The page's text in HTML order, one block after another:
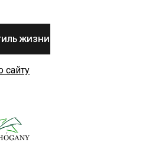
ЖИЗНИ
сайту